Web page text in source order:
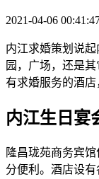
2021-04-06
内江求婚策划说
园，广场，还是
有求婚服务的酒店
内江生日宴
隆昌珑苑商务宾
分便利。酒店设